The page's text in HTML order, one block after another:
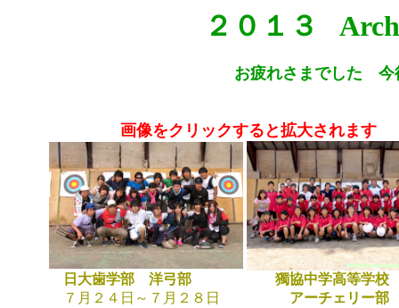
２０１３
お疲れさまでした 今
画像をクリックすると拡大されます
日大歯学部 洋弓部
７月２４日～７月２８日
獨協中学高等学校
アーチェリー部